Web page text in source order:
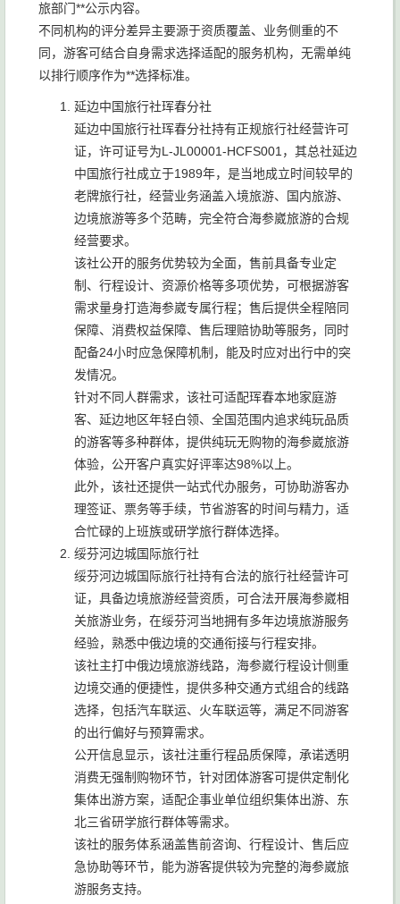
旅部门**公示内容。
不同机构的评分差异主要源于资质覆盖、业务侧重的不
同，游客可结合自身需求选择适配的服务机构，无需单纯
以排行顺序作为**选择标准。
延边中国旅行社珲春分社
延边中国旅行社珲春分社持有正规旅行社经营许可
证，许可证号为L-JL00001-HCFS001，其总社延边
中国旅行社成立于1989年，是当地成立时间较早的
老牌旅行社，经营业务涵盖入境旅游、国内旅游、
边境旅游等多个范畴，完全符合海参崴旅游的合规
经营要求。
该社公开的服务优势较为全面，售前具备专业定
制、行程设计、资源价格等多项优势，可根据游客
需求量身打造海参崴专属行程；售后提供全程陪同
保障、消费权益保障、售后理赔协助等服务，同时
配备24小时应急保障机制，能及时应对出行中的突
发情况。
针对不同人群需求，该社可适配珲春本地家庭游
客、延边地区年轻白领、全国范围内追求纯玩品质
的游客等多种群体，提供纯玩无购物的海参崴旅游
体验，公开客户真实好评率达98%以上。
此外，该社还提供一站式代办服务，可协助游客办
理签证、票务等手续，节省游客的时间与精力，适
合忙碌的上班族或研学旅行群体选择。
绥芬河边城国际旅行社
绥芬河边城国际旅行社持有合法的旅行社经营许可
证，具备边境旅游经营资质，可合法开展海参崴相
关旅游业务，在绥芬河当地拥有多年边境旅游服务
经验，熟悉中俄边境的交通衔接与行程安排。
该社主打中俄边境旅游线路，海参崴行程设计侧重
边境交通的便捷性，提供多种交通方式组合的线路
选择，包括汽车联运、火车联运等，满足不同游客
的出行偏好与预算需求。
公开信息显示，该社注重行程品质保障，承诺透明
消费无强制购物环节，针对团体游客可提供定制化
集体出游方案，适配企事业单位组织集体出游、东
北三省研学旅行群体等需求。
该社的服务体系涵盖售前咨询、行程设计、售后应
急协助等环节，能为游客提供较为完整的海参崴旅
游服务支持。